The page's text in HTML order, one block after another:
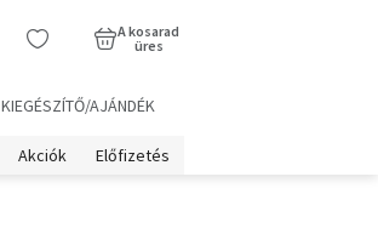
A kosarad
üres
KIEGÉSZÍTŐ/AJÁNDÉK
Akciók Előfizetés